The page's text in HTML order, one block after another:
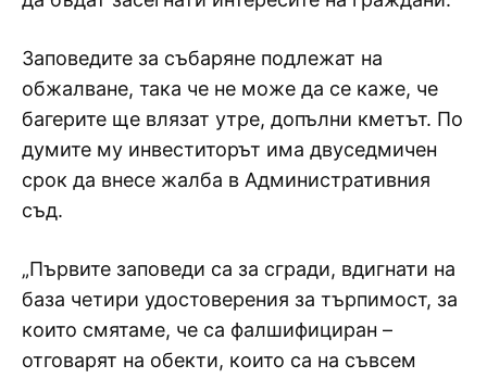
Заповедите за събаряне подлежат на
обжалване, така че не може да се каже, че
багерите ще влязат утре, допълни кметът. По
думите му инвеститорът има двуседмичен
срок да внесе жалба в Административния
съд.
„Първите заповеди са за сгради, вдигнати на
база четири удостоверения за търпимост, за
които смятаме, че са фалшифициран –
отговарят на обекти, които са на съвсем